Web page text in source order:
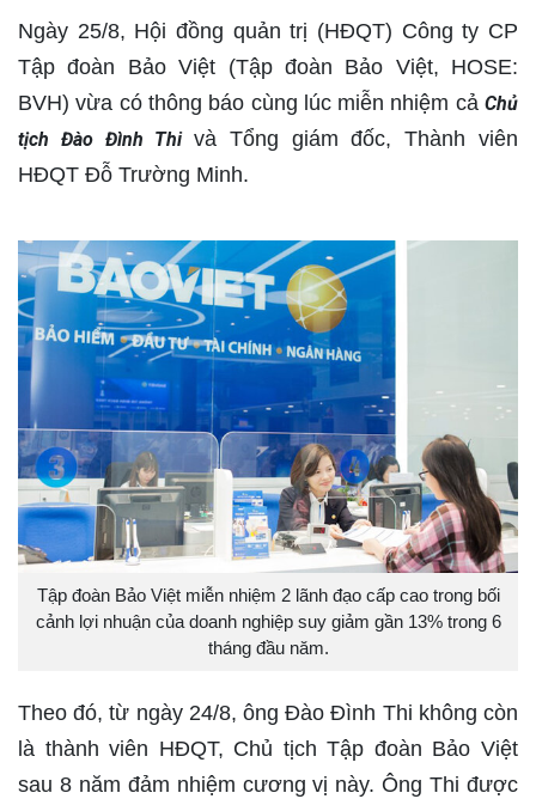
Ngày 25/8, Hội đồng quản trị (HĐQT) Công ty CP
Tập đoàn Bảo Việt (Tập đoàn Bảo Việt, HOSE:
BVH) vừa có thông báo cùng lúc miễn nhiệm cả Chủ
tịch Đào Đình Thivà Tổng giám đốc, Thành viên
HĐQT Đỗ Trường Minh.
Tập đoàn Bảo Việt miễn nhiệm 2 lãnh đạo cấp cao trong bối
cảnh lợi nhuận của doanh nghiệp suy giảm gần 13% trong 6
tháng đầu năm.
Theo đó, từ ngày 24/8, ông Đào Đình Thi không còn
là thành viên HĐQT, Chủ tịch Tập đoàn Bảo Việt
sau 8 năm đảm nhiệm cương vị này. Ông Thi được